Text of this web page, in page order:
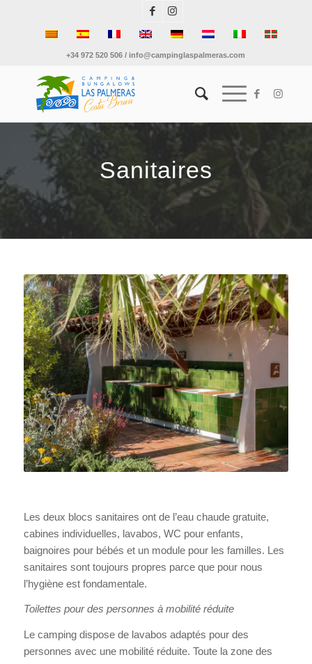
+34 972 520 506 / info@campinglaspalmeras.com
Sanitaires
Les deux blocs sanitaires ont de l’eau chaude gratuite,
cabines individuelles, lavabos, WC pour enfants,
baignoires pour bébés et un module pour les familles. Les
sanitaires sont toujours propres parce que pour nous
l’hygiène est fondamentale.
Toilettes pour des personnes à mobilité réduite
Le camping dispose de lavabos adaptés pour des
personnes avec une mobilité réduite. Toute la zone des